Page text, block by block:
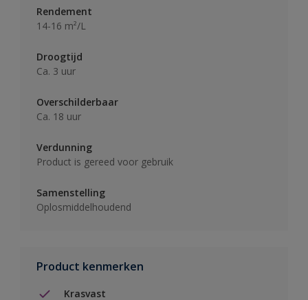
Rendement
14-16 m²/L
Droogtijd
Ca. 3 uur
Overschilderbaar
Ca. 18 uur
Verdunning
Product is gereed voor gebruik
Samenstelling
Oplosmiddelhoudend
Product kenmerken
Krasvast